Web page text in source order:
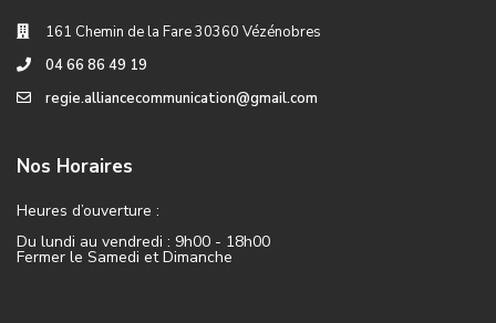
161 Chemin de la Fare 30360 Vézénobres
04 66 86 49 19
regie.alliancecommunication@gmail.com
Nos Horaires
Heures d’ouverture :
Du lundi au vendredi : 9h00 - 18h00
Fermer le Samedi et Dimanche